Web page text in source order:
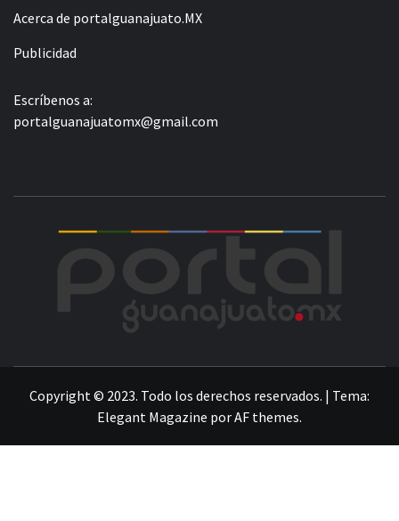
Acerca de portalguanajuato.MX
Publicidad
Escríbenos a:
portalguanajuatomx@gmail.com
Copyright © 2023. Todo los derechos reservados. | Tema:
Elegant Magazine porAF themes.